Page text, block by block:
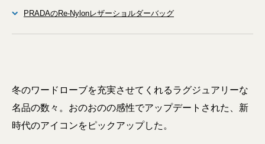
PRADAのRe-Nylonレザーショルダーバッグ
冬のワードローブを充実させてくれるラグジュアリーな
名品の数々。おのおのの感性でアップデートされた、新
時代のアイコンをピックアップした。